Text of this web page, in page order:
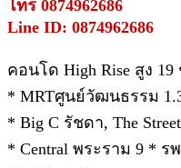
โทร 0874962686
Line ID: 0874962686
คอนโด High Rise สูง
* MRTศูนย์วัฒนธรรม
* Big C รัชดา, The
* Central พระราม 9 * ร